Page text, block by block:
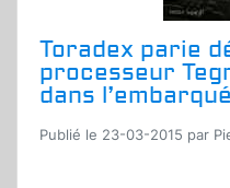
Toradex parie
processeur
dans l’embarqué
Publié le 23-03-2015 par